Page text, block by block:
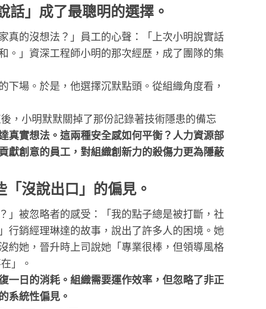
話」成了最聰明的選擇 。
真的沒想法？」員工的心聲：「上次小明說實話
。」資深工程師小明的那次經歷，成了團隊的集
場。於是，他選擇沉默點頭。從組織角度看，
，小明默默關掉了那份記錄著技術隱患的備忘
真實想法。這兩種安全感如何平衡？人力資源部
獻創意的員工，對組織創新力的殺傷力更為隱蔽
「沒說出口」的偏見 。
」被忽略者的感受：「我的點子總是被打斷，社
行銷經理琳達的故事，說出了許多人的困境。她
約她，晉升時上司說她「專業很棒，但領導風格
」。
一日的消耗。組織需要運作效率，但忽略了非正
系統性偏見。